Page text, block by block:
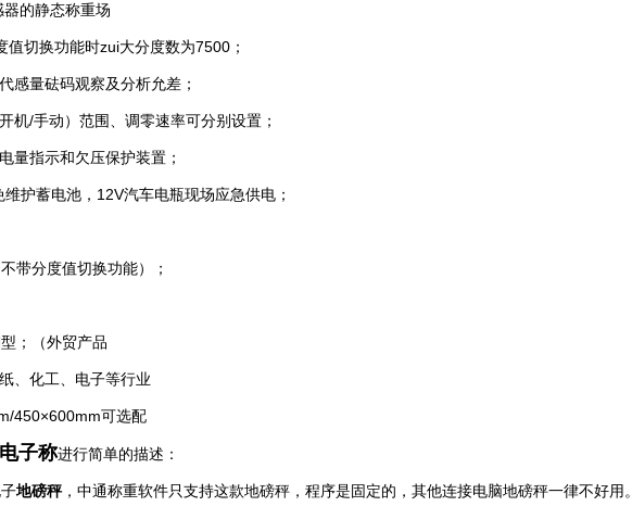
的静态称重场
值切换功能时zui大分度数为7500；
感量砝码观察及分析允差；
机/手动）范围、调零速率可分别设置；
量指示和欠压保护装置；
护蓄电池，12V汽车电瓶现场应急供电；
带分度值切换功能）；
；（外贸产品
、化工、电子等行业
450×600mm可选配
电子称进行简单的描述：
地磅秤，中通称重软件只支持这款地磅秤，程序是固定的，其他连接电脑地磅秤一律不好用。